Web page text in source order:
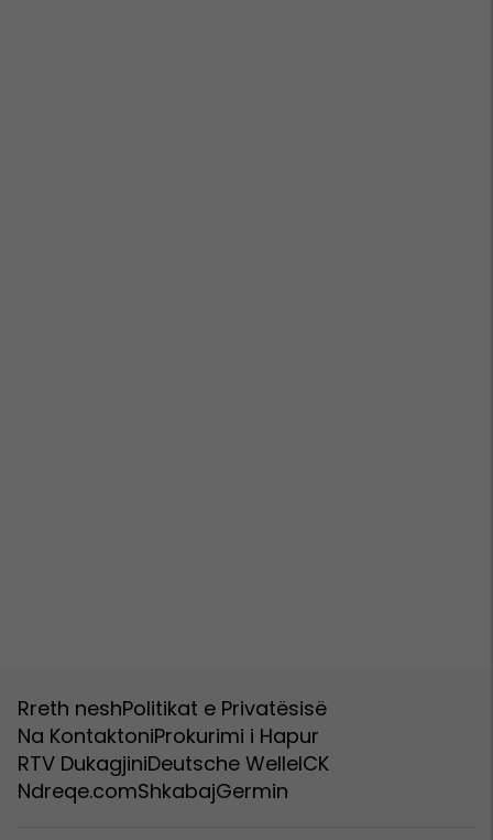
Rreth neshPolitikat e Privatësisë
Na KontaktoniProkurimi i Hapur
RTV DukagjiniDeutsche WelleICK
Ndreqe.comShkabajGermin